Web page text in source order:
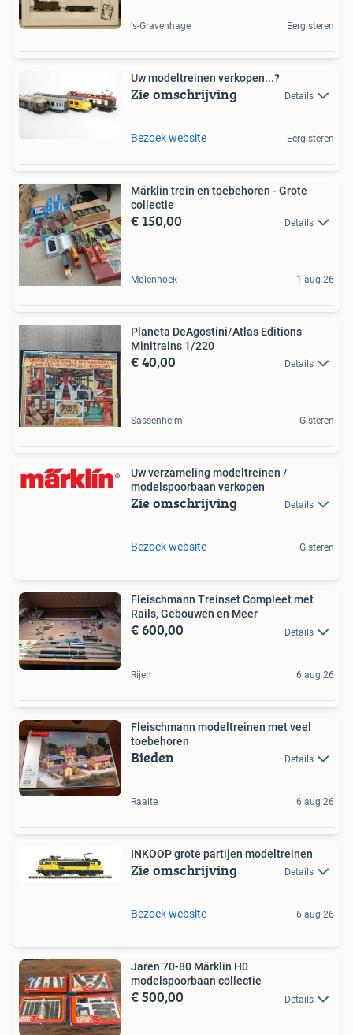
's-Gravenhage Eergisteren
Uw modeltreinen verkopen...?
Zie omschrijving Details
Bezoek website Eergisteren
Märklin trein en toebehoren - Grote
collectie
€ 150,00 Details
Molenhoek 1 aug 26
Planeta DeAgostini/Atlas Editions
Minitrains 1/220
€ 40,00 Details
Sassenheim Gisteren
Uw verzameling modeltreinen /
modelspoorbaan verkopen
Zie omschrijving Details
Bezoek website Gisteren
Fleischmann Treinset Compleet met
Rails, Gebouwen en Meer
€ 600,00 Details
Rijen 6 aug 26
Fleischmann modeltreinen met veel
toebehoren
Bieden Details
Raalte 6 aug 26
INKOOP grote partijen modeltreinen
Zie omschrijving Details
Bezoek website 6 aug 26
Jaren 70-80 Märklin H0
modelspoorbaan collectie
€ 500,00 Details